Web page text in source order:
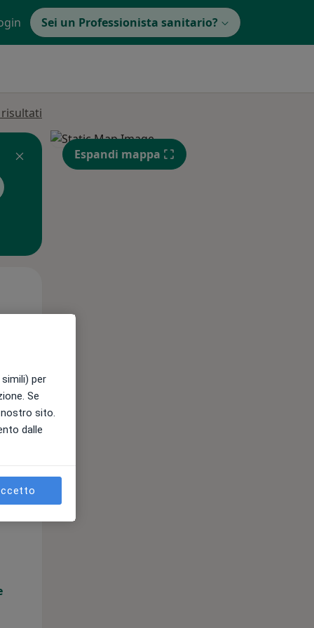
Sei un Professionista sanitario?
Mer,
Espandi mappa
per
Se
sito.
dalle